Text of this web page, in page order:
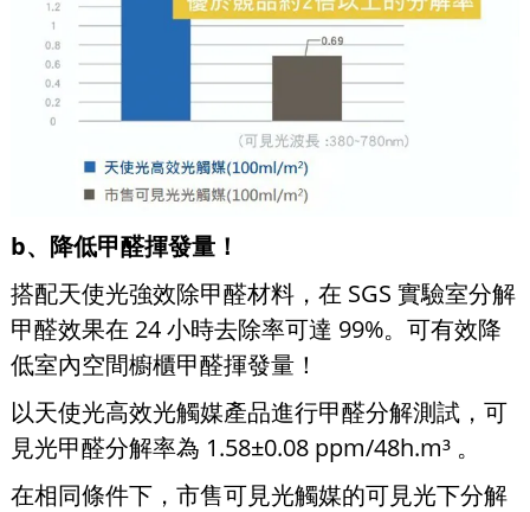
b、降低甲醛揮發量！
搭配天使光強效除甲醛材料，在 SGS 實驗室分解
甲醛效果在 24 小時去除率可達 99%。可有效降
低室內空間櫥櫃甲醛揮發量！
以天使光高效光觸媒產品進行甲醛分解測試，可
見光甲醛分解率為 1.58±0.08 ppm/48h.m³ 。
在相同條件下，市售可見光觸媒的可見光下分解